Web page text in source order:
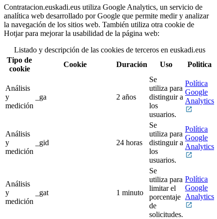
Contratacion.euskadi.eus utiliza Google Analytics, un servicio de
analítica web desarrollado por Google que permite medir y analizar
la navegación de los sitios web. También utiliza otra cookie de
Hotjar para mejorar la usabilidad de la página web:
Listado y descripción de las cookies de terceros en euskadi.eus
Tipo de
cookie
Cookie Duración Uso Politica
Análisis
y
medición
_ga 2 años
Se
utiliza para
distinguir a
los
usuarios.
Política
Google
Analytics
Análisis
y
medición
_gid 24 horas
Se
utiliza para
distinguir a
los
usuarios.
Política
Google
Analytics
Análisis
y
medición
_gat 1 minuto
Se
utiliza para
limitar el
porcentaje
de
solicitudes.
Política
Google
Analytics